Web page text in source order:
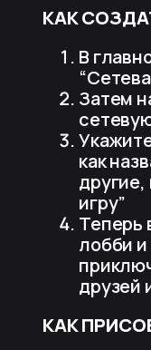
КАК
В
Затем
как
игру”
Теперь
лобби и
друзей
КАК